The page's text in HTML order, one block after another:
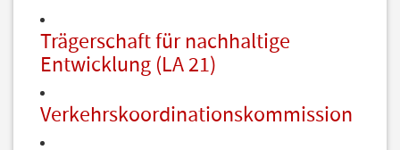
Trägerschaft für nachhaltige
Entwicklung (LA 21)
Verkehrskoordinationskommission